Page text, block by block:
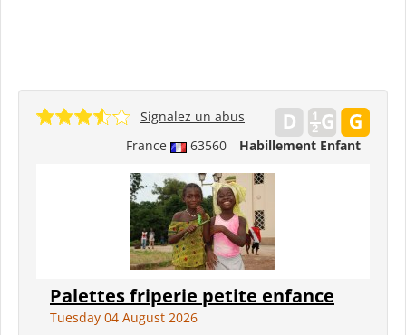
France 63560 Habillement Enfant
Signalez un abus
Palettes friperie petite enfance
Tuesday 04 August 2026